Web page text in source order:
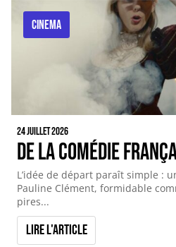
CINEMA
24 juillet 2026
De la comédie
L’idée de départ paraît simple :
Pauline Clément, formidable
pires...
Lire l'article